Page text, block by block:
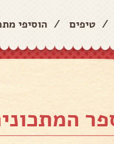
/ טיפים / הוסיפי